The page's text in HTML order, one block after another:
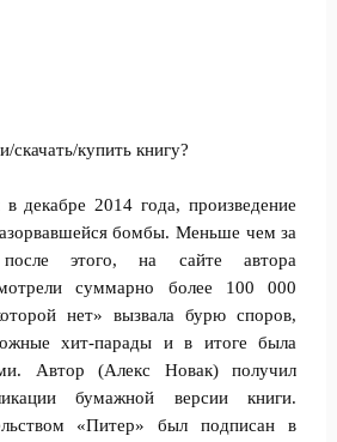
купить книгу?
декабре 2014 года, произведение
бомбы. Меньше чем за
этого, на сайте автора
суммарно более 100 000
нет» вызвала бурю споров,
хит-парады и в итоге была
Автор (Алекс Новак) получил
бумажной версии книги.
«Питер» был подписан в